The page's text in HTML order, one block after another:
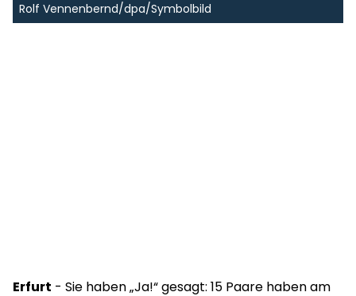
Rolf Vennenbernd/dpa/Symbolbild
Erfurt - Sie haben „Ja!“ gesagt: 15 Paare haben am